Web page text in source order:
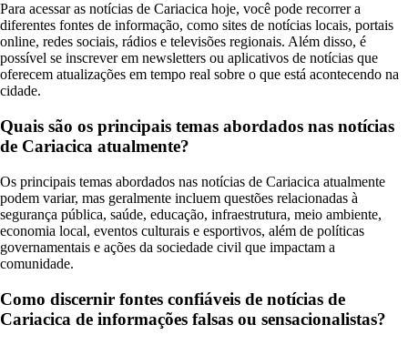
Para acessar as notícias de Cariacica hoje, você pode recorrer a
diferentes fontes de informação, como sites de notícias locais, portais
online, redes sociais, rádios e televisões regionais. Além disso, é
possível se inscrever em newsletters ou aplicativos de notícias que
oferecem atualizações em tempo real sobre o que está acontecendo na
cidade.
Quais são os principais temas abordados nas notícias
de Cariacica atualmente?
Os principais temas abordados nas notícias de Cariacica atualmente
podem variar, mas geralmente incluem questões relacionadas à
segurança pública, saúde, educação, infraestrutura, meio ambiente,
economia local, eventos culturais e esportivos, além de políticas
governamentais e ações da sociedade civil que impactam a
comunidade.
Como discernir fontes confiáveis de notícias de
Cariacica de informações falsas ou sensacionalistas?